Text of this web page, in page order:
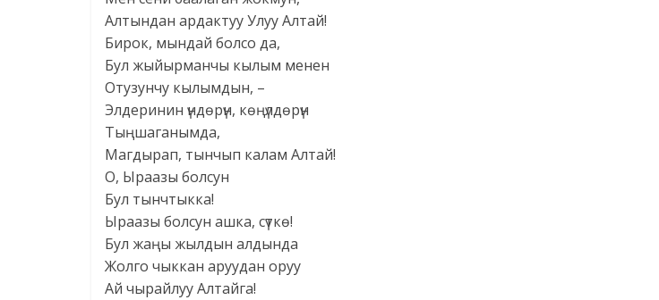
Алтындан ардактуу Улуу Алтай!
Бирок, мындай болсо да,
Бул жыйырманчы кылым менен
Отузунчу кылымдын, –
Элдеринин үндөрүн, көңүлдөрүн
Тыңшаганымда,
Магдырап, тынчып калам Алтай!
О, Ыраазы болсун
Бул тынчтыкка!
Ыраазы болсун ашка, сүткө!
Бул жаңы жылдын алдында
Жолго чыккан аруудан оруу
Ай чырайлуу Алтайга!